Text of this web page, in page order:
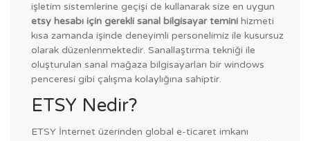
işletim sistemlerine geçişi de kullanarak size en uygun
etsy hesabı için gerekli sanal bilgisayar temini hizmeti
kısa zamanda işinde deneyimli personelimiz ile kusursuz
olarak düzenlenmektedir. Sanallaştırma tekniği ile
oluşturulan sanal mağaza bilgisayarları bir windows
penceresi gibi çalışma kolaylığına sahiptir.
ETSY Nedir?
ETSY İnternet üzerinden global e-ticaret imkanı